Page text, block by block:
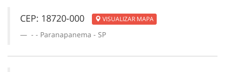
CEP: 18720-000 VISUALIZAR MAPA
- - Paranapanema - SP